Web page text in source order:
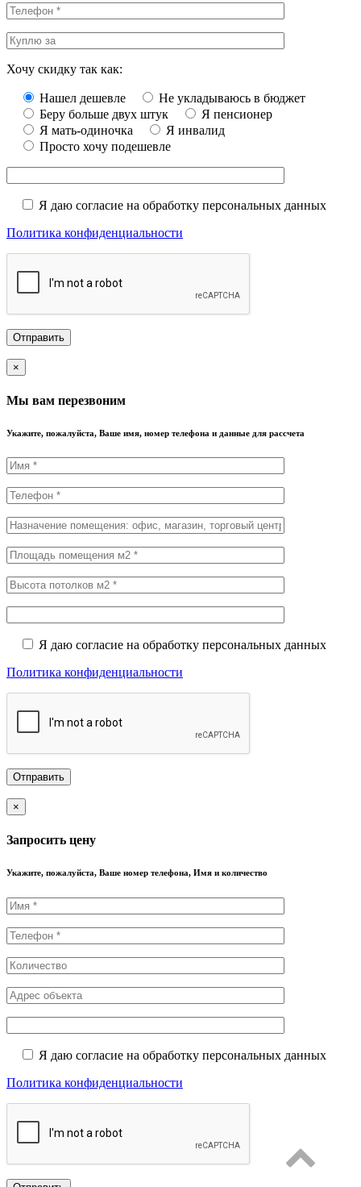
Хочу скидку так как:
Нашел дешевле
Не укладываюсь в бюджет
Беру больше двух штук
Я пенсионер
Я мать-одиночка
Я инвалид
Просто хочу подешевле
Я даю согласие на обработку персональных данных
Политика конфиденциальности
×
Мы вам перезвоним
Укажите, пожалуйста, Ваше имя, номер телефона и данные для рассчета
Я даю согласие на обработку персональных данных
Политика конфиденциальности
×
Запросить цену
Укажите, пожалуйста, Ваше номер телефона, Имя и количество
Я даю согласие на обработку персональных данных
Политика конфиденциальности